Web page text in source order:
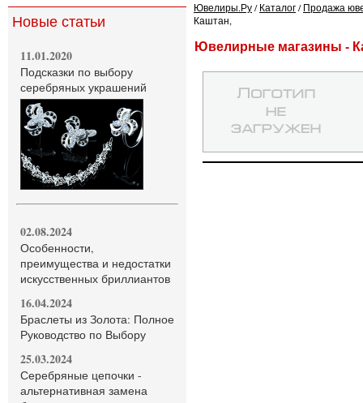
Новые статьи
11.01.2020
Подсказки по выбору
серебряных украшений
02.08.2024
Особенности,
преимущества и недостатки
искусственных бриллиантов
16.04.2024
Браслеты из Золота: Полное
Руководство по Выбору
25.03.2024
Серебряные цепочки -
альтернативная замена
Ювелиры.Ру/Каталог/Продажа
Каштан,
Ювелирные магазины -